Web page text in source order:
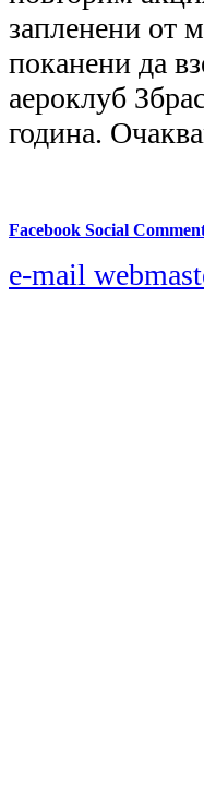
запленени от
поканени да
аероклуб
година.
Facebook Social
e-mail